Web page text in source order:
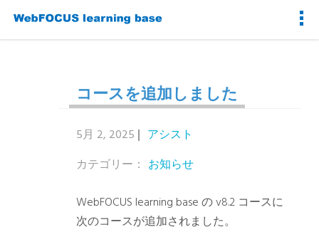
コースを追加しました
5月 2, 2025
アシスト
カテゴリー： お知らせ
WebFOCUS learning base の v8.2 コースに
次のコースが追加されました。